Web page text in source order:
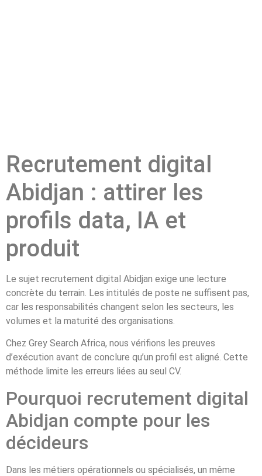
Recrutement digital
Abidjan : attirer les
profils data, IA et
produit
Le sujet recrutement digital Abidjan exige une lecture
concrète du terrain. Les intitulés de poste ne suffisent pas,
car les responsabilités changent selon les secteurs, les
volumes et la maturité des organisations.
Chez Grey Search Africa, nous vérifions les preuves
d’exécution avant de conclure qu’un profil est aligné. Cette
méthode limite les erreurs liées au seul CV.
Pourquoi recrutement digital
Abidjan compte pour les
décideurs
Dans les métiers opérationnels ou spécialisés, un même